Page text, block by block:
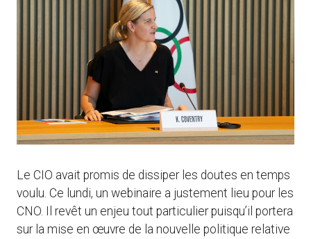
Le CIO avait promis de dissiper les doutes en temps
voulu. Ce lundi, un webinaire a justement lieu pour les
CNO. Il revêt un enjeu tout particulier puisqu’il portera
sur la mise en œuvre de la nouvelle politique relative